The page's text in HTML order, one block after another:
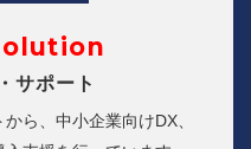
サポート
ら、中小企業向けDX、